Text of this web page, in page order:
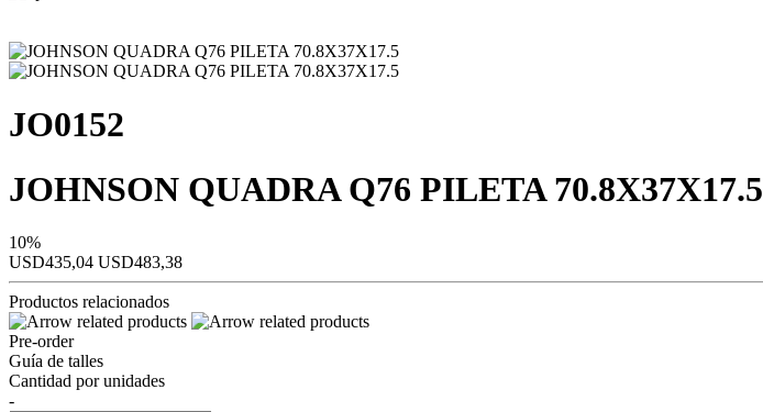
JO0152
JOHNSON QUADRA Q76 PILETA 70.8X37X17.5
10%
USD435,04 USD483,38
Productos relacionados
Pre-order
Guía de talles
Cantidad por unidades
-